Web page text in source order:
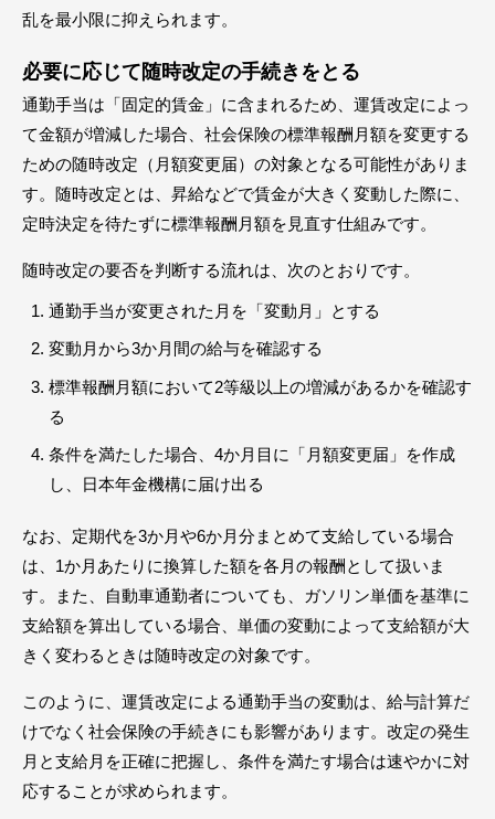
乱を最小限に抑えられます。
必要に応じて随時改定の手続きをとる
通勤手当は「固定的賃金」に含まれるため、運賃改定によっ
て金額が増減した場合、社会保険の標準報酬月額を変更する
ための随時改定（月額変更届）の対象となる可能性がありま
す。随時改定とは、昇給などで賃金が大きく変動した際に、
定時決定を待たずに標準報酬月額を見直す仕組みです。
随時改定の要否を判断する流れは、次のとおりです。
通勤手当が変更された月を「変動月」とする
変動月から3か月間の給与を確認する
標準報酬月額において2等級以上の増減があるかを確認す
る
条件を満たした場合、4か月目に「月額変更届」を作成
し、日本年金機構に届け出る
なお、定期代を3か月や6か月分まとめて支給している場合
は、1か月あたりに換算した額を各月の報酬として扱いま
す。また、自動車通勤者についても、ガソリン単価を基準に
支給額を算出している場合、単価の変動によって支給額が大
きく変わるときは随時改定の対象です。
このように、運賃改定による通勤手当の変動は、給与計算だ
けでなく社会保険の手続きにも影響があります。改定の発生
月と支給月を正確に把握し、条件を満たす場合は速やかに対
応することが求められます。